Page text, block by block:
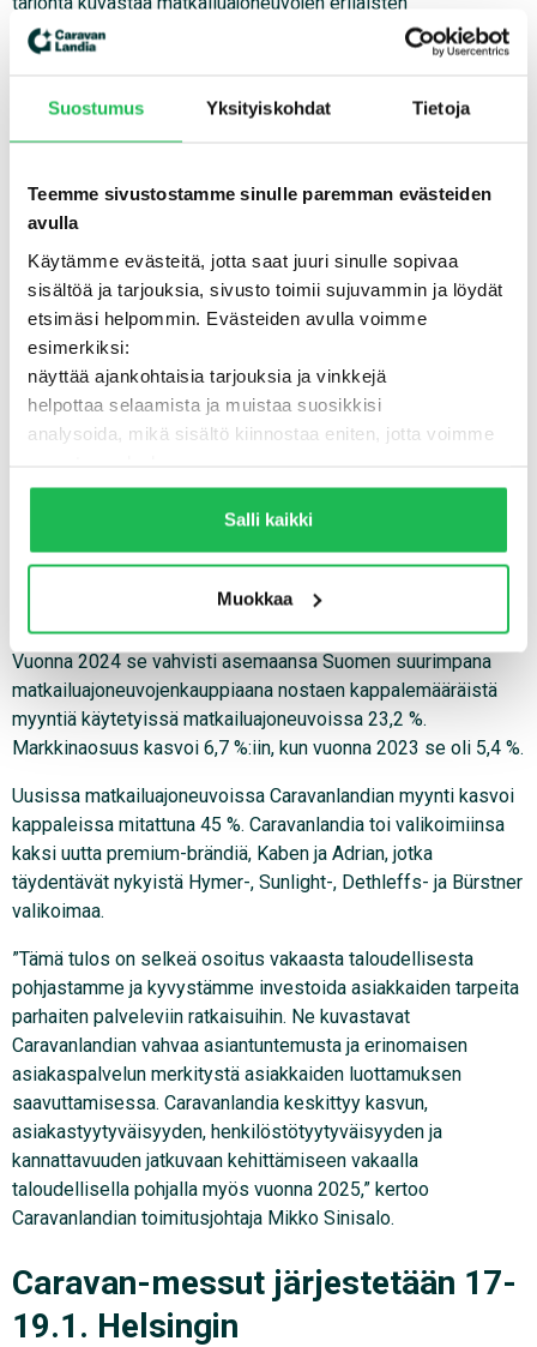
Suostumus Yksityiskohdat Tietoja
Teemme sivustostamme sinulle paremman evästeiden
avulla
Käytämme evästeitä, jotta saat juuri sinulle sopivaa
sisältöä ja tarjouksia, sivusto toimii sujuvammin ja löydät
etsimäsi helpommin. Evästeiden avulla voimme
esimerkiksi:
näyttää ajankohtaisia tarjouksia ja vinkkejä
helpottaa selaamista ja muistaa suosikkisi
analysoida, mikä sisältö kiinnostaa eniten, jotta voimme
Lisäksi voimme jakaa näitä tietoja luotettujen
kumppaneidemme kanssa, jotta saat mahdollisimman
relevantteja mainoksia ja sisältöä. Valitsemalla ”Salli
mahdollisella tavalla ja saat juuri sinulle räätälöityä
hyötyä.
Salli kaikki
Muokkaa
käyttäjäryhmien tarpeita – niin pariskuntien kuin suurten
perheiden.
Caravanlandia vahvisti
asemaansa Suomen
suurimpana
matkailuajoneuvojen
kauppiaana
Caravanlandian liikevaihto kasvoi tilikauden aikana 44 %,
nousten 47,7 miljoonasta eurosta 68,6 miljoonaan euroon.
markkinoiden mahdollisuudet vaikeistakin olosuhteista
huolimatta.
Caravanlandia nousi vuonna 2023 Suomen suurimmaksi
matkailuajoneuvokauppiaaksi edellisen vuoden sijalta 4.
Vuonna 2024 se vahvisti asemaansa Suomen suurimpana
matkailuajoneuvojenkauppiaana nostaen kappalemääräistä
myyntiä käytetyissä matkailuajoneuvoissa 23,2 %.
Markkinaosuus kasvoi 6,7 %:iin, kun vuonna 2023 se oli 5,4 %.
Uusissa matkailuajoneuvoissa Caravanlandian myynti kasvoi
kappaleissa mitattuna 45 %. Caravanlandia toi valikoimiinsa
kaksi uutta premium-brändiä, Kaben ja Adrian, jotka
täydentävät nykyistä Hymer-, Sunlight-, Dethleffs- ja Bürstner
valikoimaa.
”Tämä tulos on selkeä osoitus vakaasta taloudellisesta
pohjastamme ja kyvystämme investoida asiakkaiden tarpeita
parhaiten palveleviin ratkaisuihin. Ne kuvastavat
Caravanlandian vahvaa asiantuntemusta ja erinomaisen
asiakaspalvelun merkitystä asiakkaiden luottamuksen
saavuttamisessa. Caravanlandia keskittyy kasvun,
asiakastyytyväisyyden, henkilöstötyytyväisyyden ja
kannattavuuden jatkuvaan kehittämiseen vakaalla
taloudellisella pohjalla myös vuonna 2025,” kertoo
Caravanlandian toimitusjohtaja Mikko Sinisalo.
Caravan-messut järjestetään 17-
19.1. Helsingin